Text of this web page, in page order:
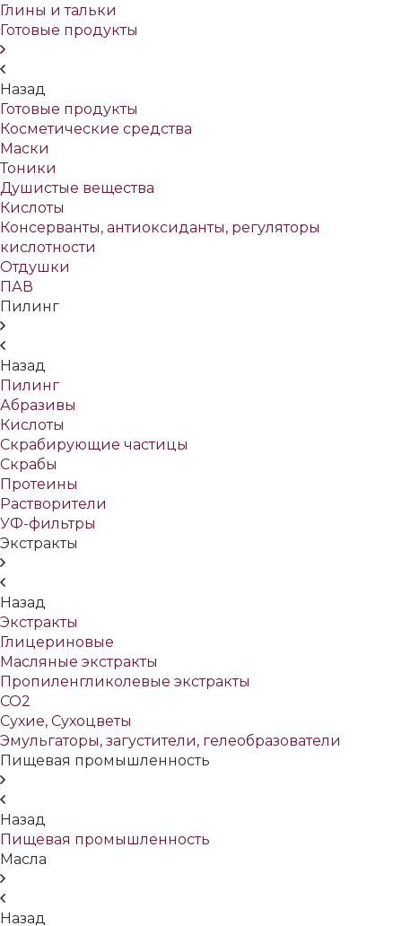
Глины и тальки
Готовые продукты
Назад
Готовые продукты
Косметические средства
Маски
Тоники
Душистые вещества
Кислоты
Консерванты, антиоксиданты, регуляторы
кислотности
Отдушки
ПАВ
Пилинг
Назад
Пилинг
Абразивы
Кислоты
Скрабирующие частицы
Скрабы
Протеины
Растворители
УФ-фильтры
Экстракты
Назад
Экстракты
Глицериновые
Масляные экстракты
Пропиленгликолевые экстракты
СО2
Сухие, Сухоцветы
Эмульгаторы, загустители, гелеобразователи
Пищевая промышленность
Назад
Пищевая промышленность
Масла
Назад